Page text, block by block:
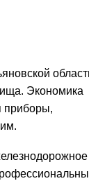
Экономика
приборы,